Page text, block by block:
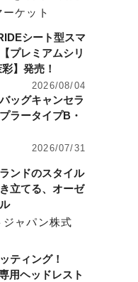
ケット
シート型スマ
プレミアムシリ
】発売！
2026/08/04
ッグキャンセラ
ラータイプB・
2026/07/31
ンドのスタイル
立てる、オーゼ
ジャパン株式
ティング！
用ヘッドレスト